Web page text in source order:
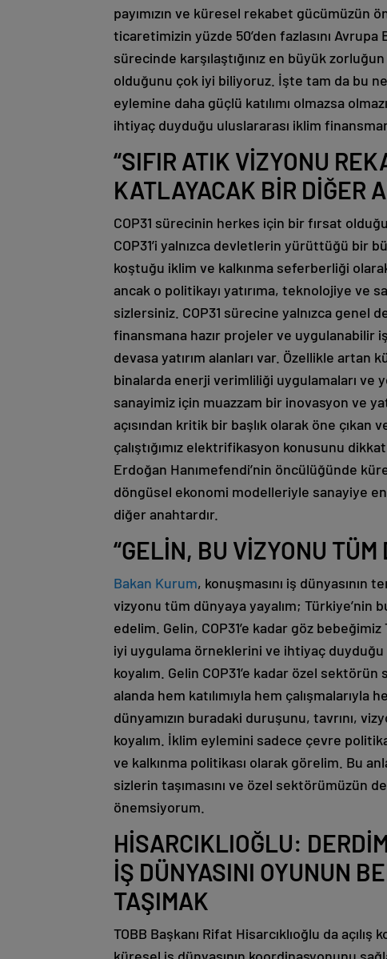
payımızın ve küresel rekabet gücümüzün
ticaretimizin yüzde 50’den fazlasını
sürecinde karşılaştığınız en büyük
olduğunu çok iyi biliyoruz. İşte tam da bu
eylemine daha güçlü katılımı olmazsa
ihtiyaç duyduğu uluslararası iklim
“SIFIR ATIK VİZYONU
KATLAYACAK BİR DİĞER
COP31 sürecinin herkes için bir fırsat
COP31’i yalnızca devletlerin yürüttüğü bir
koştuğu iklim ve kalkınma seferberliği
ancak o politikayı yatırıma, teknolojiye ve
sizlersiniz. COP31 sürecine yalnızca
finansmana hazır projeler ve uygulanabilir
devasa yatırım alanları var. Özellikle artan
binalarda enerji verimliliği uygulamaları
sanayimiz için muazzam bir inovasyon ve
açısından kritik bir başlık olarak öne çıkan
çalıştığımız elektrifikasyon konusunu
Erdoğan Hanımefendi’nin öncülüğünde
döngüsel ekonomi modelleriyle sanayiye
diğer anahtardır.
“GELİN, BU VİZYONU TÜM
Bakan Kurum, konuşmasını iş dünyasının
vizyonu tüm dünyaya yayalım; Türkiye’nin
edelim. Gelin, COP31’e kadar göz
iyi uygulama örneklerini ve ihtiyaç
koyalım. Gelin COP31’e kadar özel
alanda hem katılımıyla hem
dünyamızın buradaki duruşunu, tavrını,
koyalım. İklim eylemini sadece çevre
ve kalkınma politikası olarak görelim. Bu
sizlerin taşımasını ve özel sektörümüzün
önemsiyorum.
HİSARCIKLIOĞLU:
İŞ DÜNYASINI OYUNUN
TAŞIMAK
TOBB Başkanı Rifat Hisarcıklıoğlu da açılış